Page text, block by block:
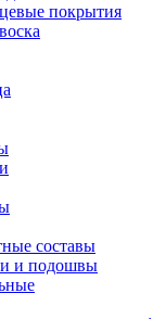
покрытия
составы
и подошвы